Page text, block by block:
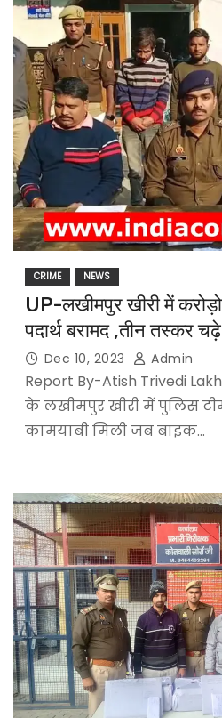
CRIME NEWS
UP-लखीमपुर खीरी में
पदार्थ बरामद ,तीन तस्कर
Dec 10, 2023 Admin
Report By-Atish Trivedi
के लखीमपुर खीरी में पुलिस
कामयाबी मिली जब बाइक…